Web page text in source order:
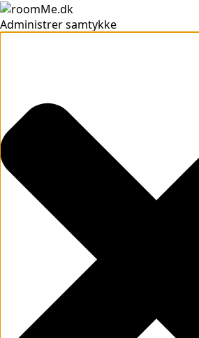
Administrer samtykke